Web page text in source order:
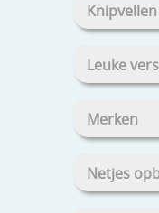
Knipvellen
Leuke
Merken
Netjes